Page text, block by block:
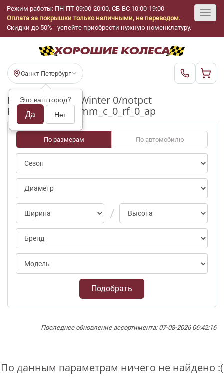
Режим работы: ПН-ПТ 09:00-20:00, СБ-ВС 10:00-19:00
Оплата за покрышки только наличными, не переводом.
Скидки до 50% - успейте приобрести нужную номенклатуру.
Санкт-Петербург
Это ваш город?
Да Нет
Шины бу Tigar Winter 0/notpct
R15_185_65_4-5mm_c_0_rf_0_ap
По размерам По автомобилю
Подобрать
Последнее обновление ассортимента: 07-08-2026 06:42:16
По данным параметрам ничего не найдено :(